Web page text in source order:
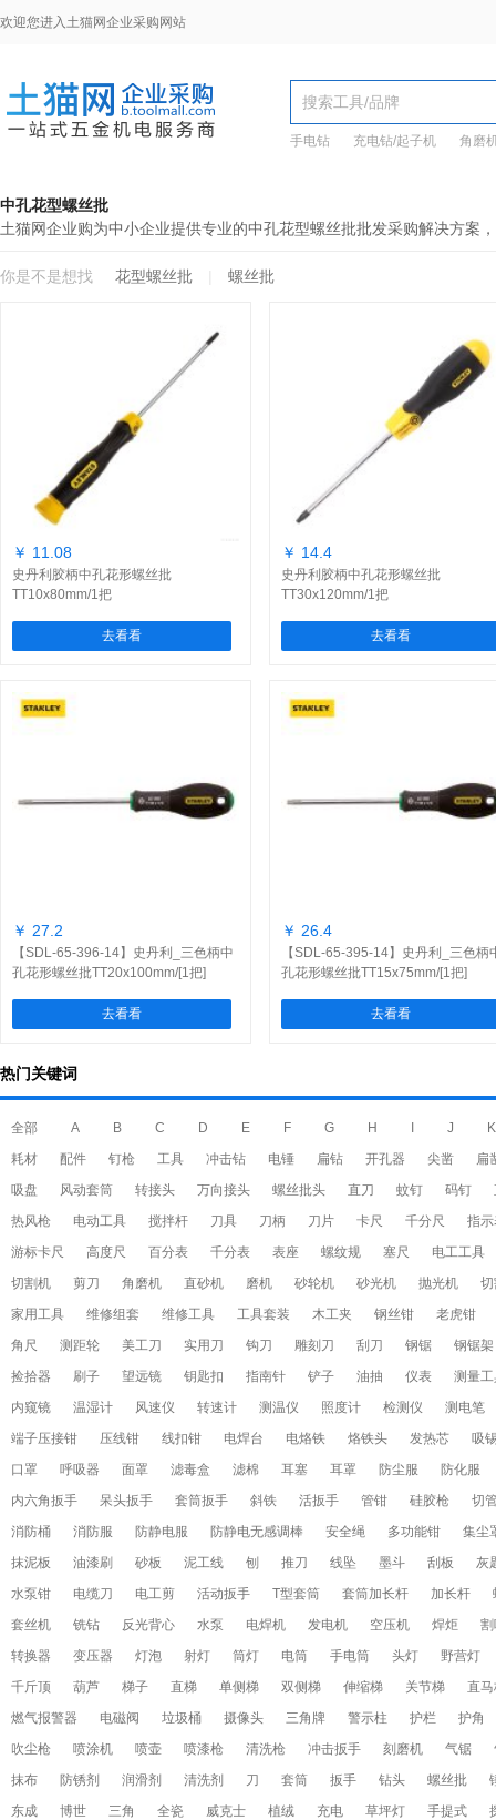
欢迎您进入土猫网企业采购网站
手电钻 充电钻/起子机 角磨
中孔花型螺丝批
土猫网企业购为中小企业提供专业的中孔花型螺丝批批发采购解决方案
你是不是想找 花型螺丝批 螺丝批
￥ 11.08
史丹利胶柄中孔花形螺丝批
TT10x80mm/1把
去看看
￥ 14.4
史丹利胶柄中孔花形螺丝批
TT30x120mm/1把
去看看
￥ 27.2
【SDL-65-396-14】史丹利_三色柄中
孔花形螺丝批TT20x100mm/[1把]
去看看
￥ 26.4
【SDL-65-395-14】史丹利_三色柄
孔花形螺丝批TT15x75mm/[1把]
去看看
热门关键词
全部 A B C D E F G H J
K
耗材
配件 钉枪 工具 冲击钻 电锤 扁钻 开孔器 尖凿
扁
吸盘
风动套筒 转接头 万向接头 螺丝批头 直刀 蚊钉 码钉
热风枪
电动工具 搅拌杆 刀具 刀柄 刀片 卡尺 千分尺
指
游标卡尺
高度尺 百分表 千分表 表座 螺纹规 塞尺
电工工具
切割机
剪刀 角磨机 直砂机 磨机 砂轮机 砂光机 抛光机
家用工具
维修组套 维修工具 工具套装 木工夹 钢丝钳
老虎钳
角尺
测距轮 美工刀 实用刀 钩刀 雕刻刀 刮刀 钢锯
钢锯架
捡拾器
刷子 望远镜 钥匙扣 指南针 铲子 油抽 仪表
测量
内窥镜
温湿计 风速仪 转速计 测温仪 照度计 检测仪
测电笔
端子压接钳
压线钳 线扣钳 电焊台 电烙铁 烙铁头 发热芯
吸
口罩
呼吸器 面罩 滤毒盒 滤棉 耳塞 耳罩 防尘服
防化服
内六角扳手
呆头扳手 套筒扳手 斜铁 活扳手 管钳 硅胶枪
切
消防桶
消防服 防静电服 防静电无感调棒 安全绳 多功能钳
集尘
抹泥板
油漆刷 砂板 泥工线 刨 推刀 线坠 墨斗 刮板
灰
水泵钳
电缆刀 电工剪 活动扳手 T型套筒 套筒加长杆 加长杆
套丝机
铣钻 反光背心 水泵 电焊机 发电机 空压机 焊炬
转换器
变压器 灯泡 射灯 筒灯 电筒 手电筒 头灯
野营灯
千斤顶
葫芦 梯子 直梯 单侧梯 双侧梯 伸缩梯 关节梯
直
燃气报警器
电磁阀 垃圾桶 摄像头 三角牌 警示柱 护栏
护角
吹尘枪
喷涂机 喷壶 喷漆枪 清洗枪 冲击扳手 刻磨机 气锯
抹布
防锈剂 润滑剂 清洗剂 刀 套筒 扳手 钻头 螺丝批
东成
博世 三角 全瓷 威克士 植绒 充电 草坪灯 手提式